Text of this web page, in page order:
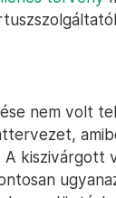
nem volt
kiszivárgott